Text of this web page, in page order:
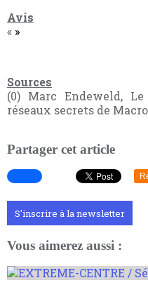
Avis
« »
Sources
(0) Marc Endeweld,
réseaux secrets de
Partager cet article
S'inscrire à la newsletter
Vous aimerez aussi :